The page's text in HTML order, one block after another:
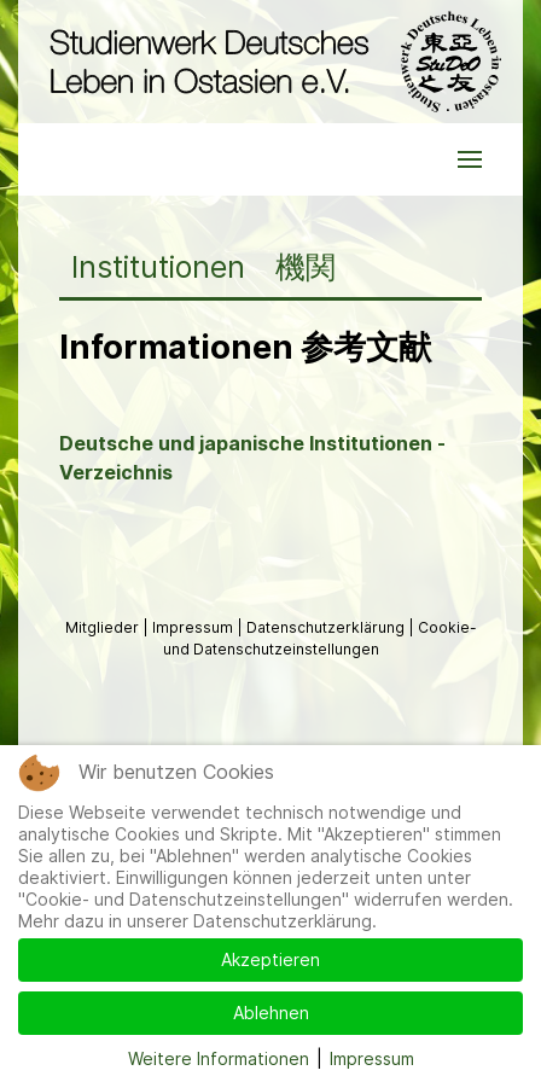
Institutionen 機関
Informationen 参考文献
Deutsche und japanische Institutionen -
Verzeichnis
Mitglieder Impressum Datenschutzerklärung
Cookie-
und Datenschutzeinstellungen
Wir benutzen Cookies
Diese Webseite verwendet technisch notwendige und
analytische Cookies und Skripte. Mit "Akzeptieren" stimmen
Sie allen zu, bei "Ablehnen" werden analytische Cookies
deaktiviert. Einwilligungen können jederzeit unten unter
"Cookie- und Datenschutzeinstellungen" widerrufen werden.
Mehr dazu in unserer Datenschutzerklärung.
Akzeptieren
Ablehnen
Weitere Informationen Impressum